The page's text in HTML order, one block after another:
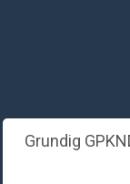
Grundig